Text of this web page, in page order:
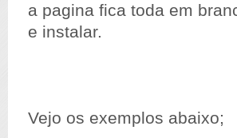
a pagina fica toda em
e instalar.
Vejo os exemplos abaixo;